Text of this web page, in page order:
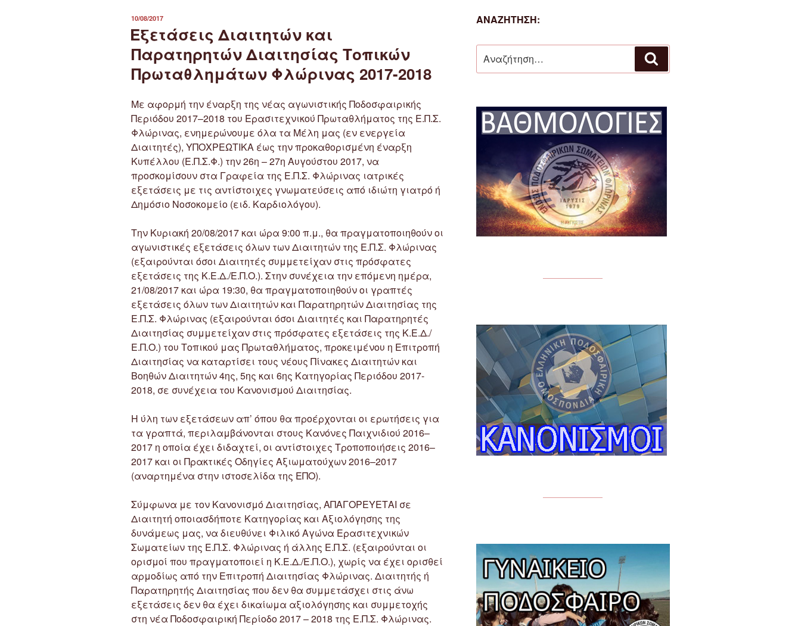
ΔΗΜΟΣΙΕΎΤΗΚΕ
10/08/2017
Εξετάσεις Διαιτητών και
Παρατηρητών Διαιτησίας Τοπικών
Πρωταθλημάτων Φλώρινας 2017-2018
Με αφορμή την έναρξη της νέας αγωνιστικής Ποδοσφαιρικής
Περιόδου 2017–2018 του Ερασιτεχνικού Πρωταθλήματος της Ε.Π.Σ.
Φλώρινας, ενημερώνουμε όλα τα Μέλη μας (εν ενεργεία
Διαιτητές), ΥΠΟΧΡΕΩΤΙΚΑ έως την προκαθορισμένη έναρξη
Κυπέλλου (Ε.Π.Σ.Φ.) την 26η – 27η Αυγούστου 2017, να
προσκομίσουν στα Γραφεία της Ε.Π.Σ. Φλώρινας ιατρικές
εξετάσεις με τις αντίστοιχες γνωματεύσεις από ιδιώτη γιατρό ή
Δημόσιο Νοσοκομείο (ειδ. Καρδιολόγου).
Την Κυριακή 20/08/2017 και ώρα 9:00 π.μ., θα πραγματοποιηθούν οι
αγωνιστικές εξετάσεις όλων των Διαιτητών της Ε.Π.Σ. Φλώρινας
(εξαιρούνται όσοι Διαιτητές συμμετείχαν στις πρόσφατες
εξετάσεις της Κ.Ε.Δ./Ε.Π.Ο.). Στην συνέχεια την επόμενη ημέρα,
21/08/2017 και ώρα 19:30, θα πραγματοποιηθούν οι γραπτές
εξετάσεις όλων των Διαιτητών και Παρατηρητών Διαιτησίας της
Ε.Π.Σ. Φλώρινας (εξαιρούνται όσοι Διαιτητές και Παρατηρητές
Διαιτησίας συμμετείχαν στις πρόσφατες εξετάσεις της Κ.Ε.Δ./
Ε.Π.Ο.) του Τοπικού μας Πρωταθλήματος, προκειμένου η Επιτροπή
Διαιτησίας να καταρτίσει τους νέους Πίνακες Διαιτητών και
Βοηθών Διαιτητών 4ης, 5ης και 6ης Κατηγορίας Περιόδου 2017-
2018, σε συνέχεια του Κανονισμού Διαιτησίας.
Η ύλη των εξετάσεων απ’ όπου θα προέρχονται οι ερωτήσεις για
τα γραπτά, περιλαμβάνονται στους Κανόνες Παιχνιδιού 2016–
2017 η οποία έχει διδαχτεί, οι αντίστοιχες Τροποποιήσεις 2016–
2017 και οι Πρακτικές Οδηγίες Αξιωματούχων 2016–2017
(αναρτημένα στην ιστοσελίδα της ΕΠΟ).
Σύμφωνα με τον Κανονισμό Διαιτησίας, ΑΠΑΓΟΡΕΥΕΤΑΙ σε
Διαιτητή οποιασδήποτε Κατηγορίας και Αξιολόγησης της
δυνάμεως μας, να διευθύνει Φιλικό Αγώνα Ερασιτεχνικών
Σωματείων της Ε.Π.Σ. Φλώρινας ή άλλης Ε.Π.Σ. (εξαιρούνται οι
ορισμοί που πραγματοποιεί η Κ.Ε.Δ./Ε.Π.Ο.), χωρίς να έχει ορισθεί
αρμοδίως από την Επιτροπή Διαιτησίας Φλώρινας. Διαιτητής ή
Παρατηρητής Διαιτησίας που δεν θα συμμετάσχει στις άνω
εξετάσεις δεν θα έχει δικαίωμα αξιολόγησης και συμμετοχής
στη νέα Ποδοσφαιρική Περίοδο 2017 – 2018 της Ε.Π.Σ. Φλώρινας.
ΑΝΑΖΉΤΗΣΗ:
για: